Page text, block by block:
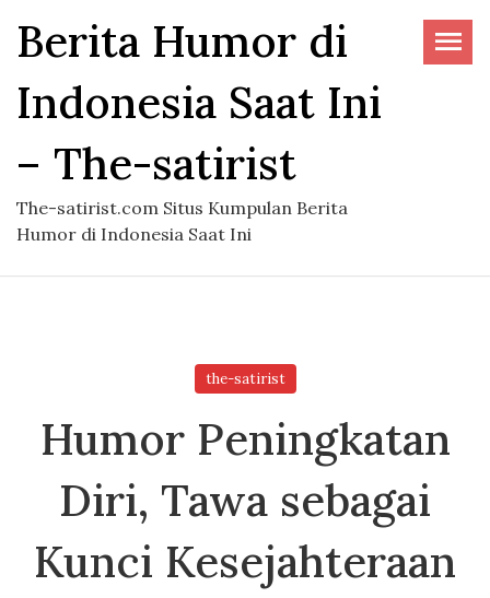
content
Berita Humor di
Indonesia Saat Ini
– The-satirist
The-satirist.com Situs Kumpulan Berita
Humor di Indonesia Saat Ini
the-satirist
Humor Peningkatan
Diri, Tawa sebagai
Kunci Kesejahteraan